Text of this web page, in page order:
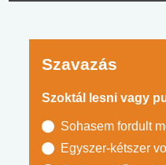
Szavazás
Szoktál lesni vagy
Sohasem fordult
Egyszer-kétszer